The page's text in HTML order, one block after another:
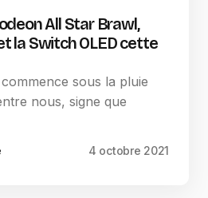
All Star Brawl,
la Switch OLED cette
sous la pluie
nous, signe que
4 octobre 2021